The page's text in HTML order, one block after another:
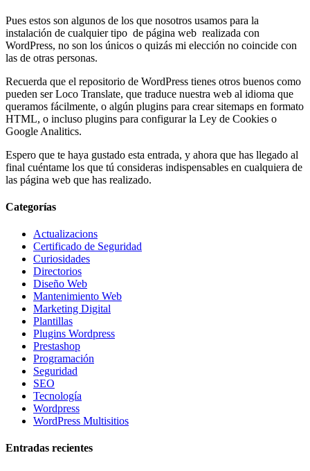
Pues estos son algunos de los que nosotros usamos para la
instalación de cualquier tipo de página web realizada con
WordPress, no son los únicos o quizás mi elección no coincide con
las de otras personas.
Recuerda que el repositorio de WordPress tienes otros buenos como
pueden ser Loco Translate, que traduce nuestra web al idioma que
queramos fácilmente, o algún plugins para crear sitemaps en formato
HTML, o incluso plugins para configurar la Ley de Cookies o
Google Analitics.
Espero que te haya gustado esta entrada, y ahora que has llegado al
final cuéntame los que tú consideras indispensables en cualquiera de
las página web que has realizado.
Categorías
Actualizacions
Certificado de Seguridad
Curiosidades
Directorios
Diseño Web
Mantenimiento Web
Marketing Digital
Plantillas
Plugins Wordpress
Prestashop
Programación
Seguridad
SEO
Tecnología
Wordpress
WordPress Multisitios
Entradas recientes